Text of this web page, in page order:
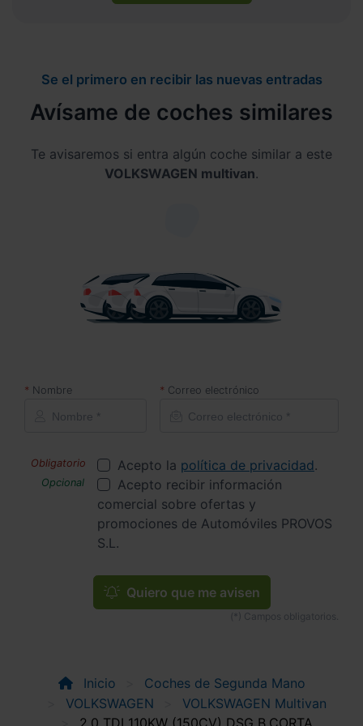
Se el primero en recibir las nuevas entradas
Avísame de coches similares
Te avisaremos si entra algún coche similar a este
VOLKSWAGEN multivan.
Nombre Correo electrónico
Acepto la política de privacidad.
Acepto recibir información
comercial sobre ofertas y
promociones de Automóviles PROVOS
S.L.
Quiero que me avisen
Inicio
Coches de Segunda Mano
VOLKSWAGEN
VOLKSWAGEN Multivan
2.0 TDI 110KW (150CV) DSG B.CORTA